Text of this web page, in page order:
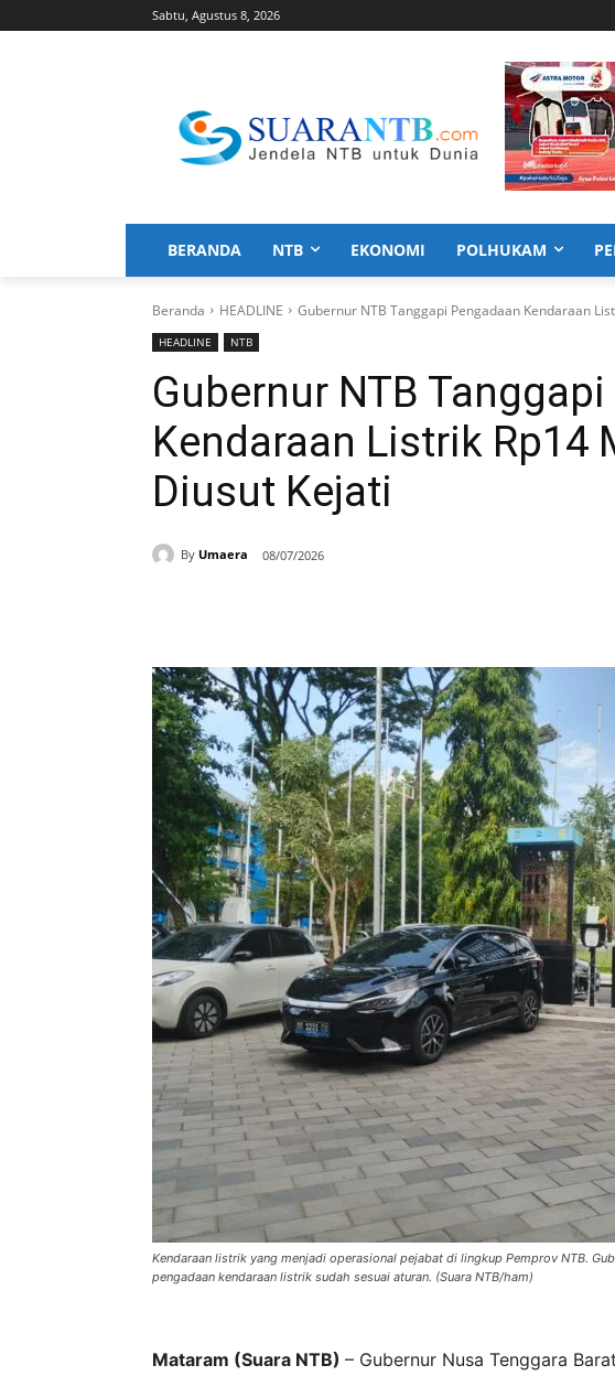
Sabtu, Agustus 8, 2026
BERANDA NTB EKONOMI POLHUKAM
Beranda HEADLINE Gubernur NTB Tanggapi Pengadaan Kendaraan
HEADLINE NTB
Gubernur NTB
Kendaraan Listrik Rp14
Diusut Kejati
By Umaera 08/07/2026
Kendaraan listrik yang menjadi operasional pejabat di lingkup Pemprov NTB.
pengadaan kendaraan listrik sudah sesuai aturan. (Suara NTB/ham)
Mataram (Suara NTB) – Gubernur Nusa Tenggara